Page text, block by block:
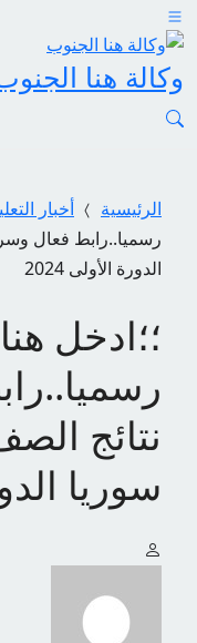
وكالة هنا
الرئيسية أخبار
رسميا..رابط فعال
الدورة الأولى 2024
؛؛ادخل
نتائج
سوريا